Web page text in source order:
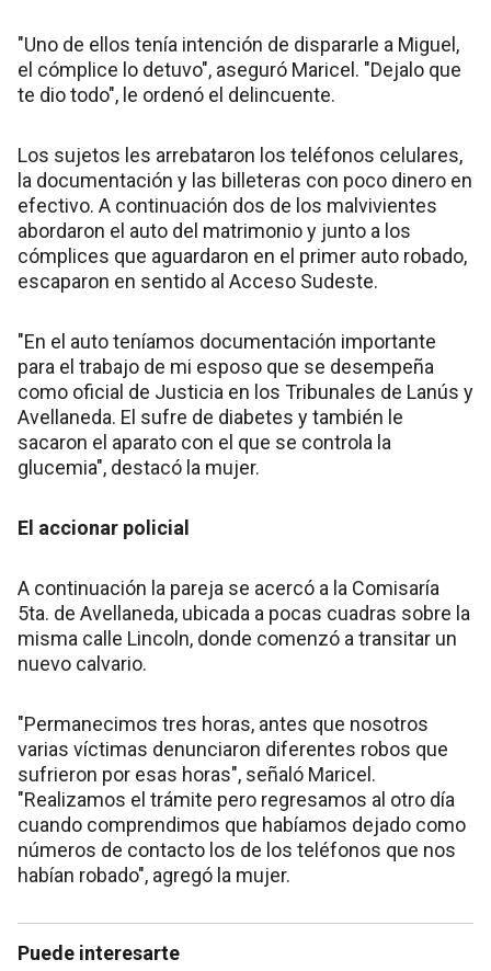
"Uno de ellos tenía intención de dispararle a Miguel,
el cómplice lo detuvo", aseguró Maricel. "Dejalo que
te dio todo", le ordenó el delincuente.
Los sujetos les arrebataron los teléfonos celulares,
la documentación y las billeteras con poco dinero en
efectivo. A continuación dos de los malvivientes
abordaron el auto del matrimonio y junto a los
cómplices que aguardaron en el primer auto robado,
escaparon en sentido al Acceso Sudeste.
"En el auto teníamos documentación importante
para el trabajo de mi esposo que se desempeña
como oficial de Justicia en los Tribunales de Lanús y
Avellaneda. El sufre de diabetes y también le
sacaron el aparato con el que se controla la
glucemia", destacó la mujer.
El accionar policial
A continuación la pareja se acercó a la Comisaría
5ta. de Avellaneda, ubicada a pocas cuadras sobre la
misma calle Lincoln, donde comenzó a transitar un
nuevo calvario.
"Permanecimos tres horas, antes que nosotros
varias víctimas denunciaron diferentes robos que
sufrieron por esas horas", señaló Maricel.
"Realizamos el trámite pero regresamos al otro día
cuando comprendimos que habíamos dejado como
números de contacto los de los teléfonos que nos
habían robado", agregó la mujer.
Puede interesarte